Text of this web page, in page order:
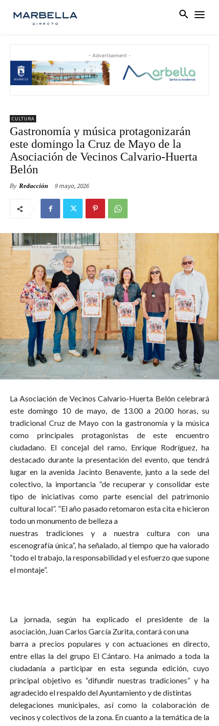
- Advertisement -
CULTURA
Gastronomía y música protagonizarán
este domingo la Cruz de Mayo de la
Asociación de Vecinos Calvario-Huerta
Belón
By Redacción 9 mayo, 2026
La Asociación de Vecinos Calvario-Huerta Belón celebrará
este domingo 10 de mayo, de 13.00 a 20.00 horas, su
tradicional Cruz de Mayo con la gastronomía y la música
como principales protagonistas de este encuentro
ciudadano. El concejal del ramo, Enrique Rodríguez, ha
destacado durante la presentación del evento, que tendrá
lugar en la avenida Jacinto Benavente, junto a la sede del
colectivo, la importancia “de recuperar y consolidar este
tipo de iniciativas como parte esencial del patrimonio
cultural local”. “El año pasado retomaron esta cita e hicieron
todo un monumento de belleza a
nuestras tradiciones y a nuestra cultura con una
escenografía única”, ha señalado, al tiempo que ha valorado
“todo el trabajo, la responsabilidad y el esfuerzo que supone
el montaje”.
La jornada, según ha explicado el presidente de la
asociación, Juan Carlos García Zurita, contará con una
barra a precios populares y con actuaciones en directo,
entre ellas la del grupo El Cántaro. Ha animado a toda la
ciudadanía a participar en esta segunda edición, cuyo
principal objetivo es “difundir nuestras tradiciones” y ha
agradecido el respaldo del Ayuntamiento y de distintas
delegaciones municipales, así como la colaboración de
vecinos y colectivos de la zona. En cuanto a la temática de la